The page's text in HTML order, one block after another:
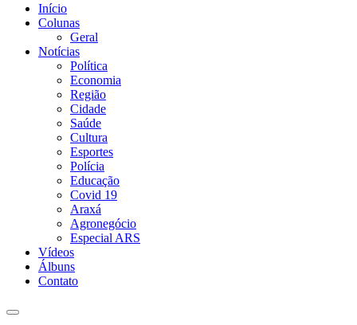
Início
Colunas
Geral
Notícias
Política
Economia
Região
Cidade
Saúde
Cultura
Esportes
Polícia
Educação
Covid 19
Araxá
Agronegócio
Especial ARS
Vídeos
Álbuns
Contato